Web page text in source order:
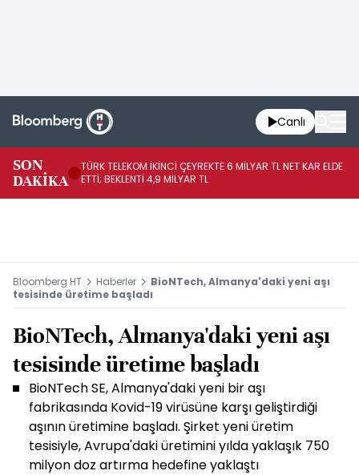
Canlı
SON
DAKİKA
TÜRK TELEKOM İKİNCİ ÇEYREKTE 6 MİLYAR TL NET KAR ELDE
ETTİ; BEKLENTİ 4,9 MİLYAR TL
Bloomberg HT Haberler
BioNTech, Almanya'daki yeni aşı
tesisinde üretime başladı
BioNTech, Almanya'daki yeni aşı
tesisinde üretime başladı
BioNTech SE, Almanya'daki yeni bir aşı
fabrikasında Kovid-19 virüsüne karşı geliştirdiği
aşının üretimine başladı. Şirket yeni üretim
tesisiyle, Avrupa'daki üretimini yılda yaklaşık 750
milyon doz artırma hedefine yaklaştı